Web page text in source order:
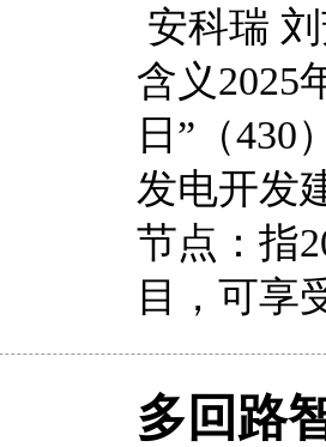
安科瑞
含义2025
日”（430
发电开发
节点：指
目，可
多回路